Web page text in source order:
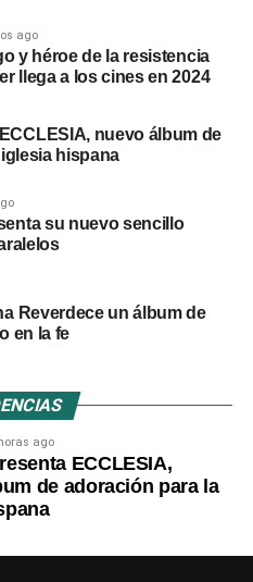
ago
y héroe de la resistencia
llega a los cines en 2024
nuevo álbum de
hispana
su nuevo sencillo
Reverdece un álbum de
en la fe
ago
ECCLESIA,
de adoración para la